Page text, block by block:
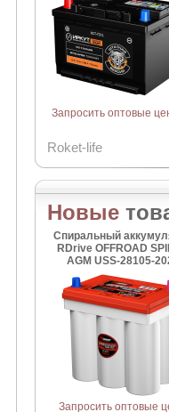
Запросить оптовые
Roket-life
Новые
Спиральный
RDrive OFFROAD
AGM USS-28105-
Запросить оптовые